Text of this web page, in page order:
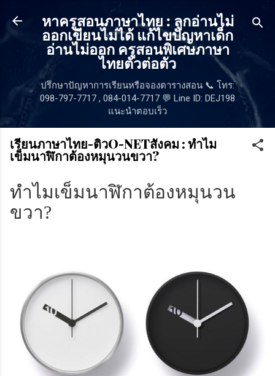
ข้ามไปที่เนื้อหาหลัก
หาครูสอนภาษาไทย : ลูกอ่านไม่
ออกเขียนไม่ได้ แก้ไขปัญหาเด็ก
อ่านไม่ออก ครูสอนพิเศษภาษา
ไทยตัวต่อตัว
ปรึกษาปัญหาการเรียนหรือจองตารางสอน 📞 โทร:
098-797-7717 , 084-014-7717 💬 Line ID: DEJ198
แนะนำตอบเร็ว
เรียนภาษาไทย-ติวO-NETสังคม : ทำไม
เข็มนาฬิกาต้องหมุนวนขวา?
ทำไมเข็มนาฬิกาต้องหมุนวน
ขวา?